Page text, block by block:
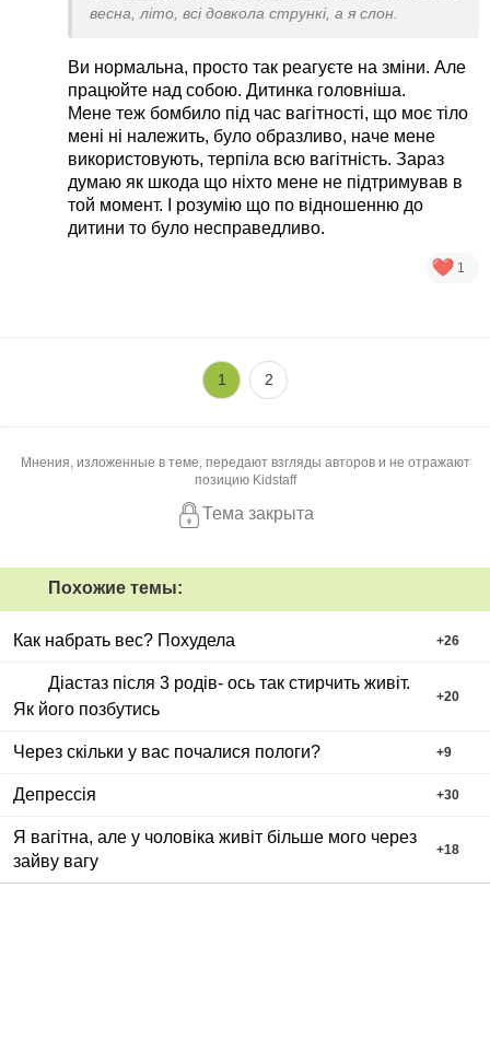
весна, літо, всі довкола стрункі, а я слон.
Ви нормальна, просто так реагуєте на зміни. Але
працюйте над собою. Дитинка головніша.
Мене теж бомбило під час вагітності, що моє тіло
мені ні належить, було образливо, наче мене
використовують, терпіла всю вагітність. Зараз
думаю як шкода що ніхто мене не підтримував в
той момент. І розумію що по відношенню до
дитини то було несправедливо.
1
1 2
Мнения, изложенные в теме, передают взгляды авторов и не отражают
позицию Kidstaff
Тема закрыта
Похожие темы:
Как набрать вес? Похудела +26
Діастаз після 3 родів- ось так стирчить живіт.
Як його позбутись
+20
Через скільки у вас почалися пологи? +9
Депрессія +30
Я вагітна, але у чоловіка живіт більше мого через
зайву вагу
+18